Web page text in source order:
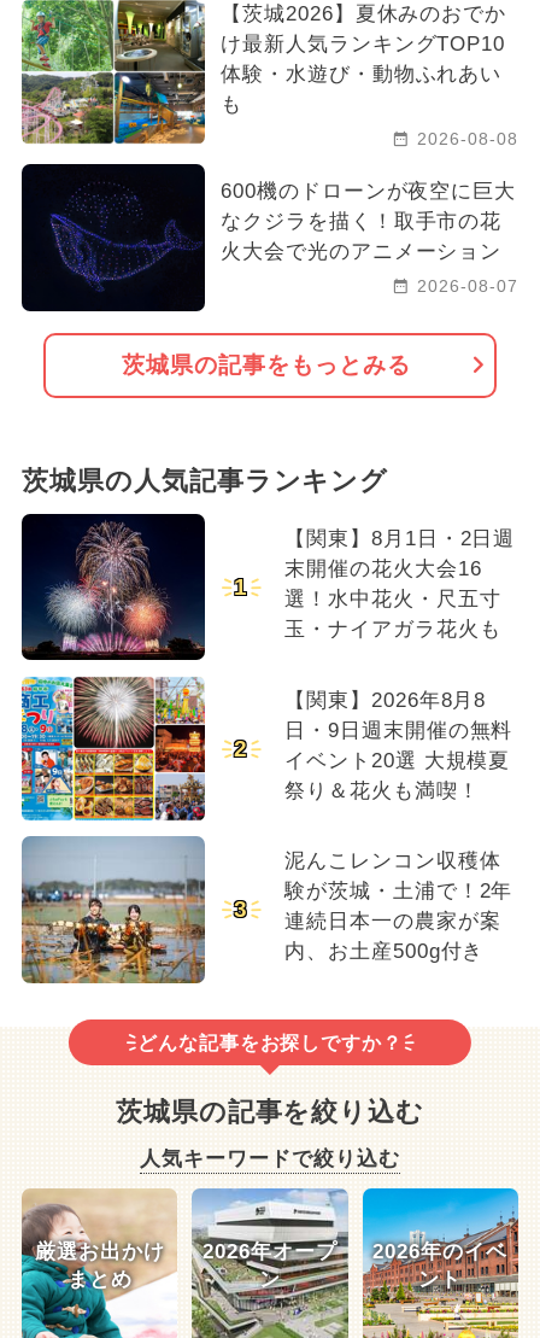
【茨城2026】夏休みのおでか
け最新人気ランキングTOP10
体験・水遊び・動物ふれあい
も
2026-08-08
600機のドローンが夜空に巨大
なクジラを描く！取手市の花
火大会で光のアニメーション
2026-08-07
茨城県の記事をもっとみる
茨城県の人気記事ランキング
1
【関東】8月1日・2日週
末開催の花火大会16
選！水中花火・尺五寸
玉・ナイアガラ花火も
2
【関東】2026年8月8
日・9日週末開催の無料
イベント20選 大規模夏
祭り＆花火も満喫！
3
泥んこレンコン収穫体
験が茨城・土浦で！2年
連続日本一の農家が案
内、お土産500g付き
どんな記事をお探しですか？
茨城県の記事を絞り込む
人気キーワードで絞り込む
厳選お出かけ
まとめ
2026年オープ
ン
2026年のイベ
ント